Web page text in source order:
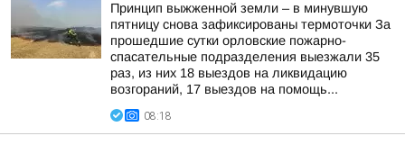
Принцип выжженной земли – в минувшую
пятницу снова зафиксированы термоточки За
прошедшие сутки орловские пожарно-
спасательные подразделения выезжали 35
раз, из них 18 выездов на ликвидацию
возгораний, 17 выездов на помощь...
08:18